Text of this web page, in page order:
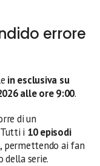
errore
in esclusiva su
alle ore 9:00.
di un
i 10 episodi
permettendo ai fan
serie.